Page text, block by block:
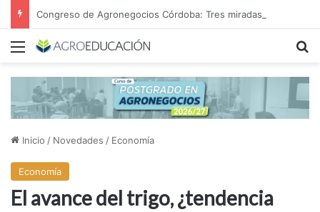
Menú
Inicio / Novedades / Economía
Economía
El avance del trigo, ¿tendencia